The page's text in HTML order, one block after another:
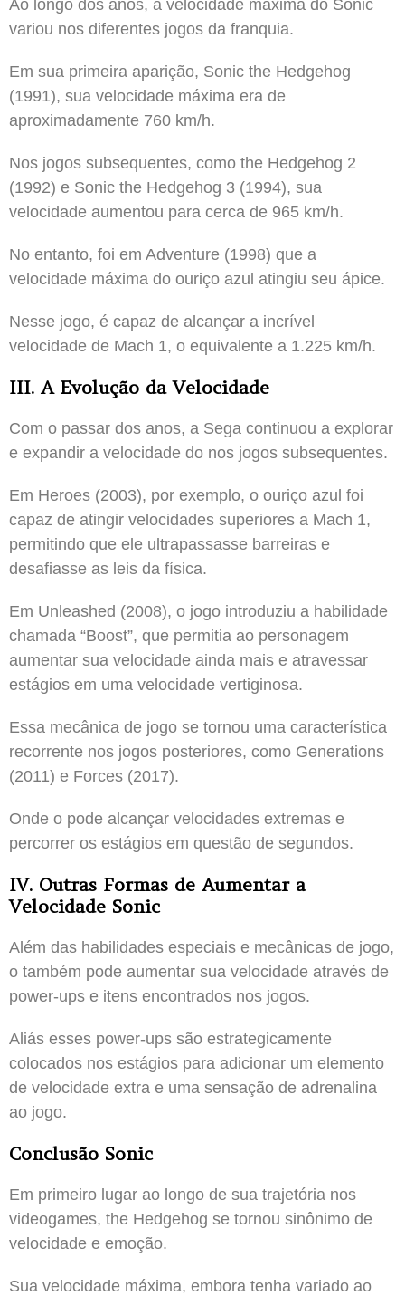
Ao longo dos anos, a velocidade máxima do Sonic
variou nos diferentes jogos da franquia.
Em sua primeira aparição, Sonic the Hedgehog
(1991), sua velocidade máxima era de
aproximadamente 760 km/h.
Nos jogos subsequentes, como the Hedgehog 2
(1992) e Sonic the Hedgehog 3 (1994), sua
velocidade aumentou para cerca de 965 km/h.
No entanto, foi em Adventure (1998) que a
velocidade máxima do ouriço azul atingiu seu ápice.
Nesse jogo, é capaz de alcançar a incrível
velocidade de Mach 1, o equivalente a 1.225 km/h.
III. A Evolução da Velocidade
Com o passar dos anos, a Sega continuou a explorar
e expandir a velocidade do nos jogos subsequentes.
Em Heroes (2003), por exemplo, o ouriço azul foi
capaz de atingir velocidades superiores a Mach 1,
permitindo que ele ultrapassasse barreiras e
desafiasse as leis da física.
Em Unleashed (2008), o jogo introduziu a habilidade
chamada “Boost”, que permitia ao personagem
aumentar sua velocidade ainda mais e atravessar
estágios em uma velocidade vertiginosa.
Essa mecânica de jogo se tornou uma característica
recorrente nos jogos posteriores, como Generations
(2011) e Forces (2017).
Onde o pode alcançar velocidades extremas e
percorrer os estágios em questão de segundos.
IV. Outras Formas de Aumentar a
Velocidade Sonic
Além das habilidades especiais e mecânicas de jogo,
o também pode aumentar sua velocidade através de
power-ups e itens encontrados nos jogos.
Aliás esses power-ups são estrategicamente
colocados nos estágios para adicionar um elemento
de velocidade extra e uma sensação de adrenalina
ao jogo.
Conclusão Sonic
Em primeiro lugar ao longo de sua trajetória nos
videogames, the Hedgehog se tornou sinônimo de
velocidade e emoção.
Sua velocidade máxima, embora tenha variado ao